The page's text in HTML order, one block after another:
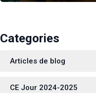
Categories
Articles de blog
CE Jour 2024-2025